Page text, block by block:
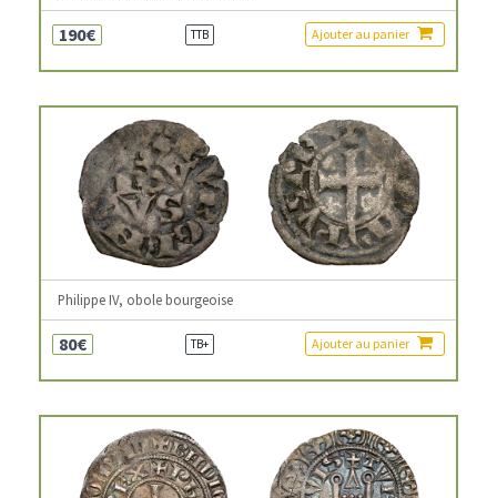
190€ TTB Ajouter au panier
Philippe IV, obole bourgeoise
80€ TB+ Ajouter au panier